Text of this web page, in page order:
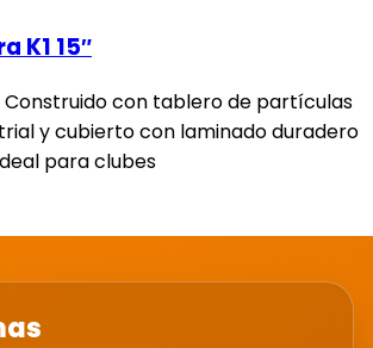
K1 15″
con tablero de partículas
y cubierto con laminado duradero
para clubes